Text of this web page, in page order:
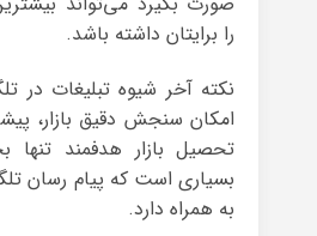
را برایتان داشته باشد.
نکته آخر شیوه تبلیغات در
امکان سنجش دقیق بازار،
تحصیل بازار هدفمند تنها
بسیاری است که پیام رسان
به همراه دارد.